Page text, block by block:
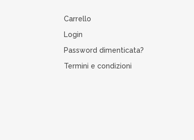
Carrello
Login
Password dimenticata?
Termini e condizioni